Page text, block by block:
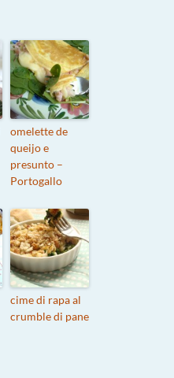
omelette de
queijo e
presunto –
Portogallo
cime di rapa al
crumble di pane